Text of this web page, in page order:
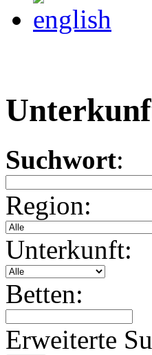
Suchwort:
Region:
Unterkunft:
Betten:
Erweiterte